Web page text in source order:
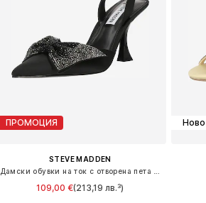
ПРОМОЦИЯ
STEVE MADDEN
109,00 €(213,19 лв.³)
Ново